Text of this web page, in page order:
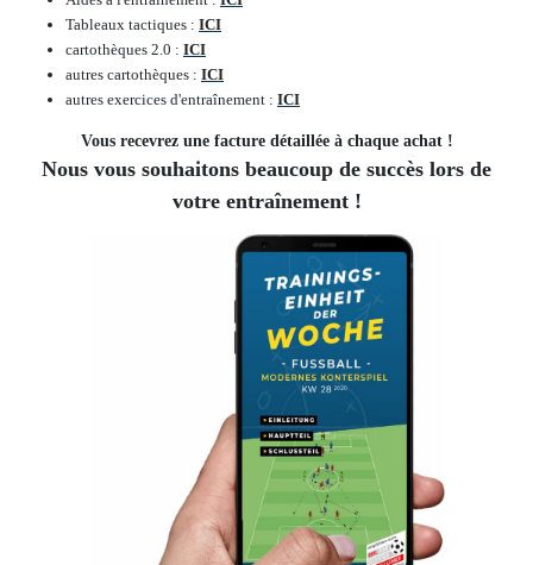
Tableaux tactiques : ICI
cartothèques 2.0 : ICI
autres cartothèques : ICI
autres exercices d'entraînement : ICI
Vous recevrez une facture détaillée à chaque achat !
Nous vous souhaitons beaucoup de succès lors de
votre entraînement !